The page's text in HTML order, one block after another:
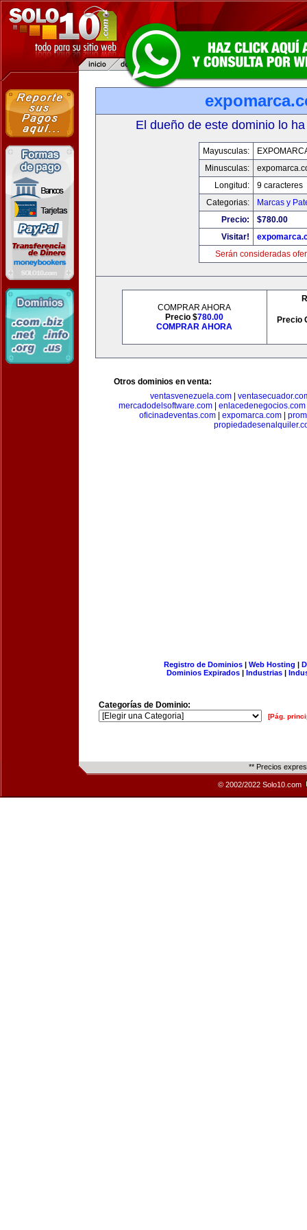
El dueño de este dominio lo
Mayusculas:
Minusculas:
Longitud:
9 caracteres
Categorias:
Marcas y
Precio:
$780.00
Visitar!
Serán consideradas
COMPRAR AHORA
Precio $780.00
COMPRAR AHORA
Precio
Otros dominios en venta:
ventasvenezuela.com|
mercadodelsoftware.com
enlacedenegocios.com
oficinadeventas.com
expomarca.com
Registro de Dominios| Web Hosting |
Dominios Expirados | Industrias |
Categorías de Dominio:
[Pág.
** Precios
© 2002/2022 Solo10.com